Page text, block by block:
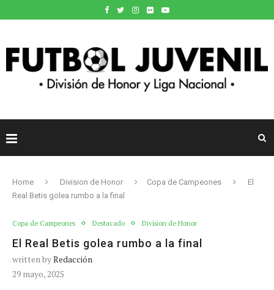
Home Division de Honor Copa de Campeones
El
Real Betis golea rumbo a la final
Copa de Campeones Destacado Division de Honor
El Real Betis golea rumbo a la final
written byRedacción
29 mayo, 2025